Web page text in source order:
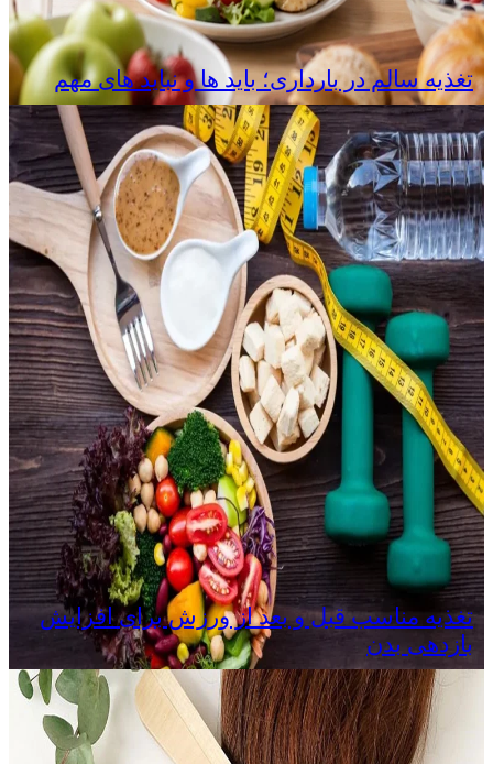
تغذیه سالم در بارداری؛ باید ها و نباید های مهم
تغذیه مناسب قبل و بعد از ورزش برای افزایش
بازدهی بدن